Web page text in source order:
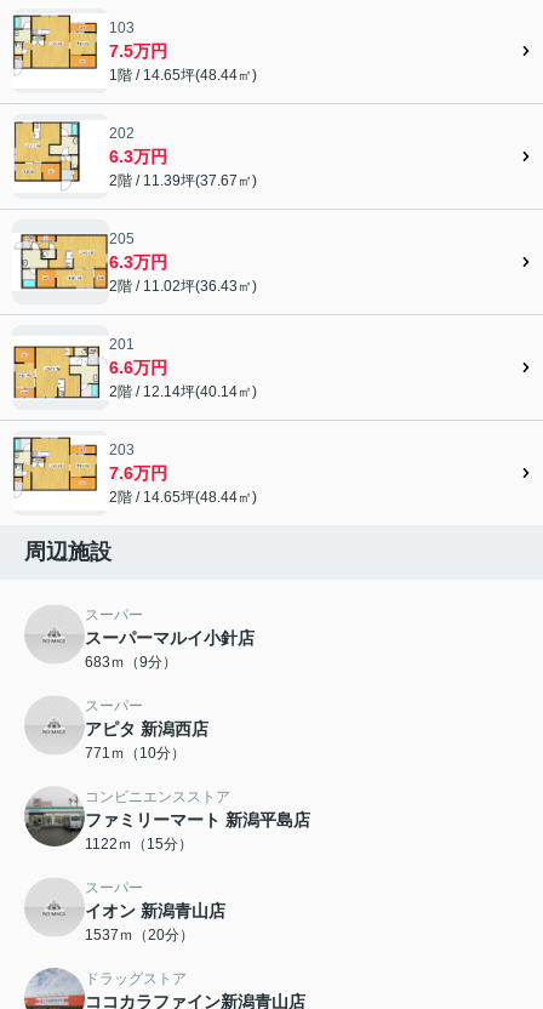
103
7.5万円
1階 / 14.65坪(48.44㎡)
202
6.3万円
2階 / 11.39坪(37.67㎡)
205
6.3万円
2階 / 11.02坪(36.43㎡)
201
6.6万円
2階 / 12.14坪(40.14㎡)
203
7.6万円
2階 / 14.65坪(48.44㎡)
周辺施設
スーパー
スーパーマルイ小針店
683ｍ（9分）
スーパー
アピタ 新潟西店
771ｍ（10分）
コンビニエンスストア
ファミリーマート 新潟平島店
1122ｍ（15分）
スーパー
イオン 新潟青山店
1537ｍ（20分）
ドラッグストア
ココカラファイン新潟青山店